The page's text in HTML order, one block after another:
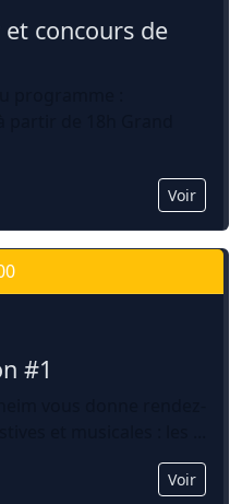
concours de
Voir
#1
Voir